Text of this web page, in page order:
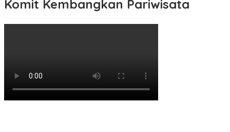
Komit Kembangkan Pariwisata